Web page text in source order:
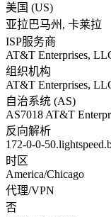
美国 (US)
亚拉巴马州 , 卡莱拉
ISP服务商
AT&T Enterprises,
组织机构
AT&T Enterprises,
自治系统 (AS)
AS7018 AT&T
反向解析
172-0-0-
时区
America/Chicago
代理/VPN
否